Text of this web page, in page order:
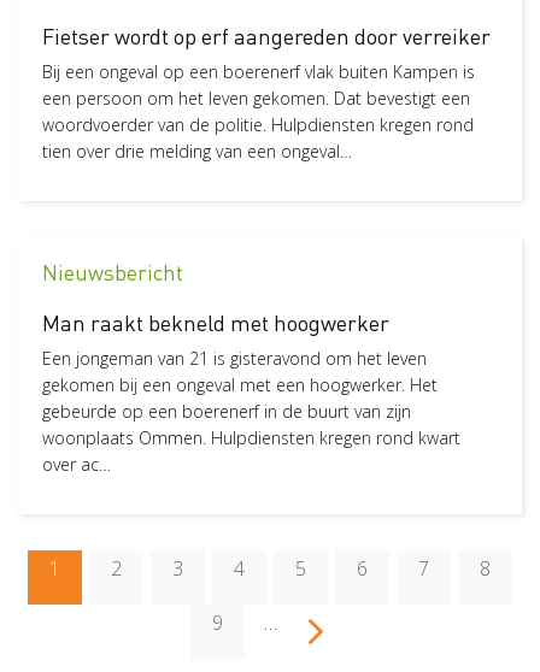
Fietser wordt op erf aangereden door verreiker
Bij een ongeval op een boerenerf vlak buiten Kampen is
een persoon om het leven gekomen. Dat bevestigt een
woordvoerder van de politie. Hulpdiensten kregen rond
tien over drie melding van een ongeval…
Nieuwsbericht
Man raakt bekneld met hoogwerker
Een jongeman van 21 is gisteravond om het leven
gekomen bij een ongeval met een hoogwerker. Het
gebeurde op een boerenerf in de buurt van zijn
woonplaats Ommen. Hulpdiensten kregen rond kwart
over ac…
Paginering
Huidige
pagina
1 Page
2 Page
3 Page
4 Page
5 Page
6 Page
7 Page
8
Page
9 … V
o
l
g
e
d
e
p
a
g
i
n